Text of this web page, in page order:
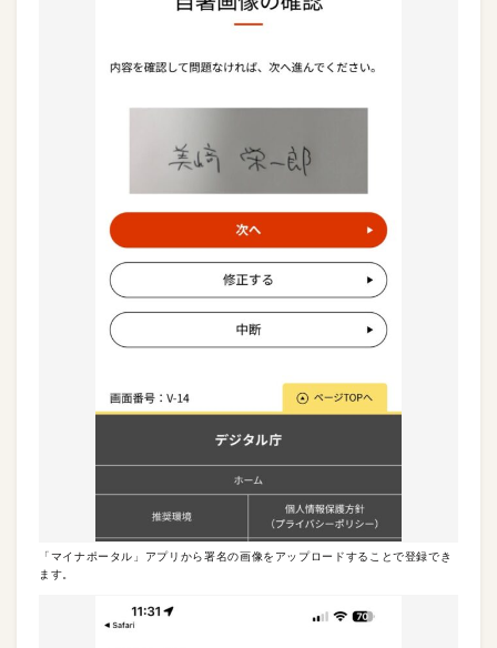
「マイナポータル」アプリから署名の画像をアップロードすることで登録でき
ます。